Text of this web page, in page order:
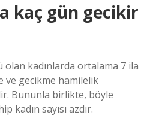
kaç gün gecikir
kadınlarda ortalama 7 ila
ve gecikme hamilelik
Bununla birlikte, böyle
kadın sayısı azdır.